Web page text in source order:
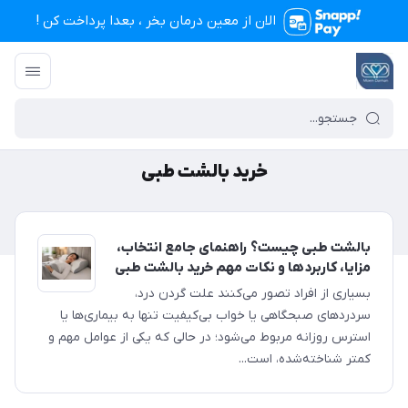
الان از معین درمان بخر ، بعدا پرداخت کن !
تجهیزات پزشکی معین درمان
خرید بالشت طبی
بالشت طبی چیست؟ راهنمای جامع انتخاب،
مزایا، کاربردها و نکات مهم خرید بالشت طبی
بسیاری از افراد تصور می‌کنند علت گردن درد،
سردردهای صبحگاهی یا خواب بی‌کیفیت تنها به بیماری‌ها یا
استرس روزانه مربوط می‌شود؛ در حالی که یکی از عوامل مهم و
کمتر شناخته‌شده، است...